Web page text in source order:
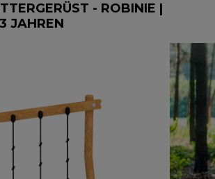
- ROBINIE |
JAHREN